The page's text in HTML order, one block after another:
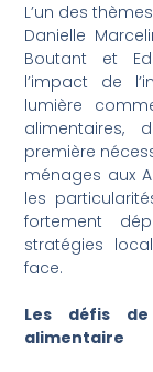
L’un des
Danielle
Boutant et
l’impact de
lumière
alimentaires,
première
ménages aux
les
fortement
stratégies
face.
Les défis
alimentaire